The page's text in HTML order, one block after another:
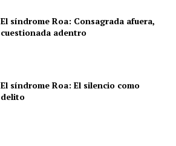
El síndrome Roa: Consagrada afuera,
cuestionada adentro
El síndrome Roa: El silencio como
delito